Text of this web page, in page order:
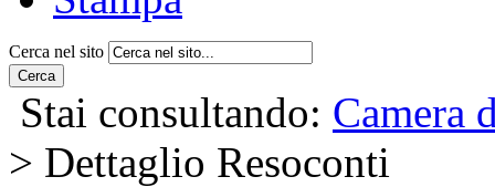
Cerca nel sito
Cerca
Stai consultando: Camera
> Dettaglio Resoconti